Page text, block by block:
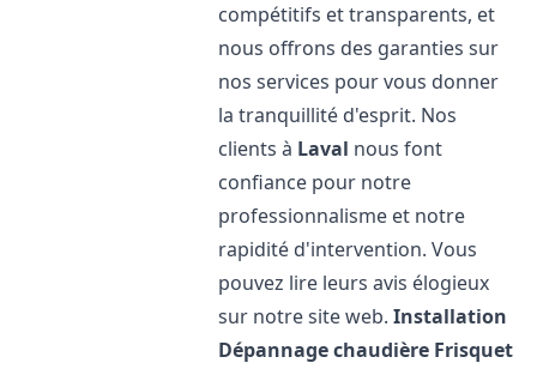
compétitifs et transparents, et
nous offrons des garanties sur
nos services pour vous donner
la tranquillité d'esprit. Nos
clients à Laval nous font
confiance pour notre
professionnalisme et notre
rapidité d'intervention. Vous
pouvez lire leurs avis élogieux
sur notre site web.Installation
Dépannage chaudière Frisquet